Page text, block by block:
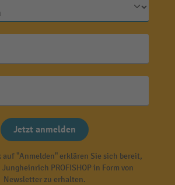
Jetzt anmelden
"Anmelden" erklären Sie sich bereit,
PROFISHOP in Form von
Newsletter zu erhalten.